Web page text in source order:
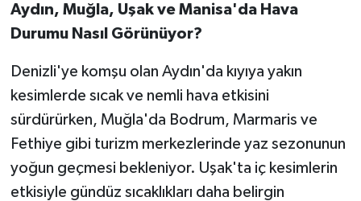
Aydın, Muğla, Uşak ve Manisa'da Hava
Durumu Nasıl Görünüyor?
Denizli'ye komşu olan Aydın'da kıyıya yakın
kesimlerde sıcak ve nemli hava etkisini
sürdürürken, Muğla'da Bodrum, Marmaris ve
Fethiye gibi turizm merkezlerinde yaz sezonunun
yoğun geçmesi bekleniyor. Uşak'ta iç kesimlerin
etkisiyle gündüz sıcaklıkları daha belirgin